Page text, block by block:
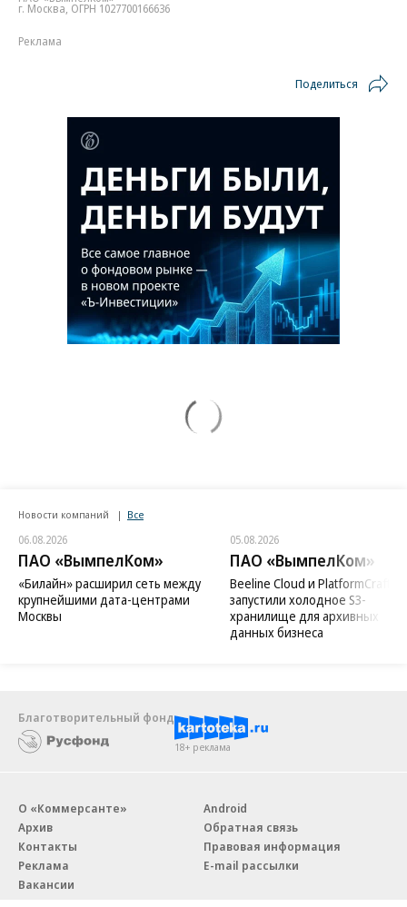
г. Москва, ОГРН 1027700166636
Реклама
Поделиться
Новости компаний Все
06.08.2026
ПАО «ВымпелКом»
«Билайн» расширил сеть между
крупнейшими дата-центрами
Москвы
05.08.2026
ПАО «ВымпелКом»
Beeline Cloud и PlatformCraft
запустили холодное S3-
хранилище для архивных
данных бизнеса
Благотворительный фонд
18+ реклама
О «Коммерсанте»
Архив
Контакты
Реклама
Вакансии
Android
Обратная связь
Правовая информация
E-mail рассылки